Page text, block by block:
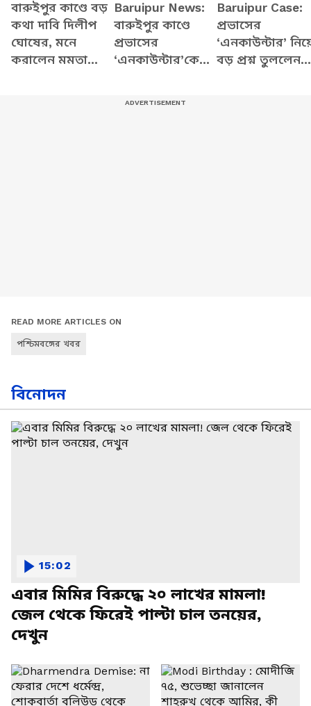
বারুইপুর কাণ্ডে বড়
কথা দাবি দিলীপ
ঘোষের, মনে
করালেন মমতা
Baruipur News:
বারুইপুর কাণ্ডে
প্রভাসের
‘এনকাউন্টার’কে
Baruipur Case:
প্রভাসের
‘এনকাউন্টার’
বড় প্রশ্ন তুললেন
READ MORE ARTICLES ON
পশ্চিমবঙ্গের খবর
বিনোদন
এবার মিমির বিরুদ্ধে ২০ লাখের মামলা!
জেল থেকে ফিরেই পাল্টা চাল তনয়ের,
দেখুন
15:02